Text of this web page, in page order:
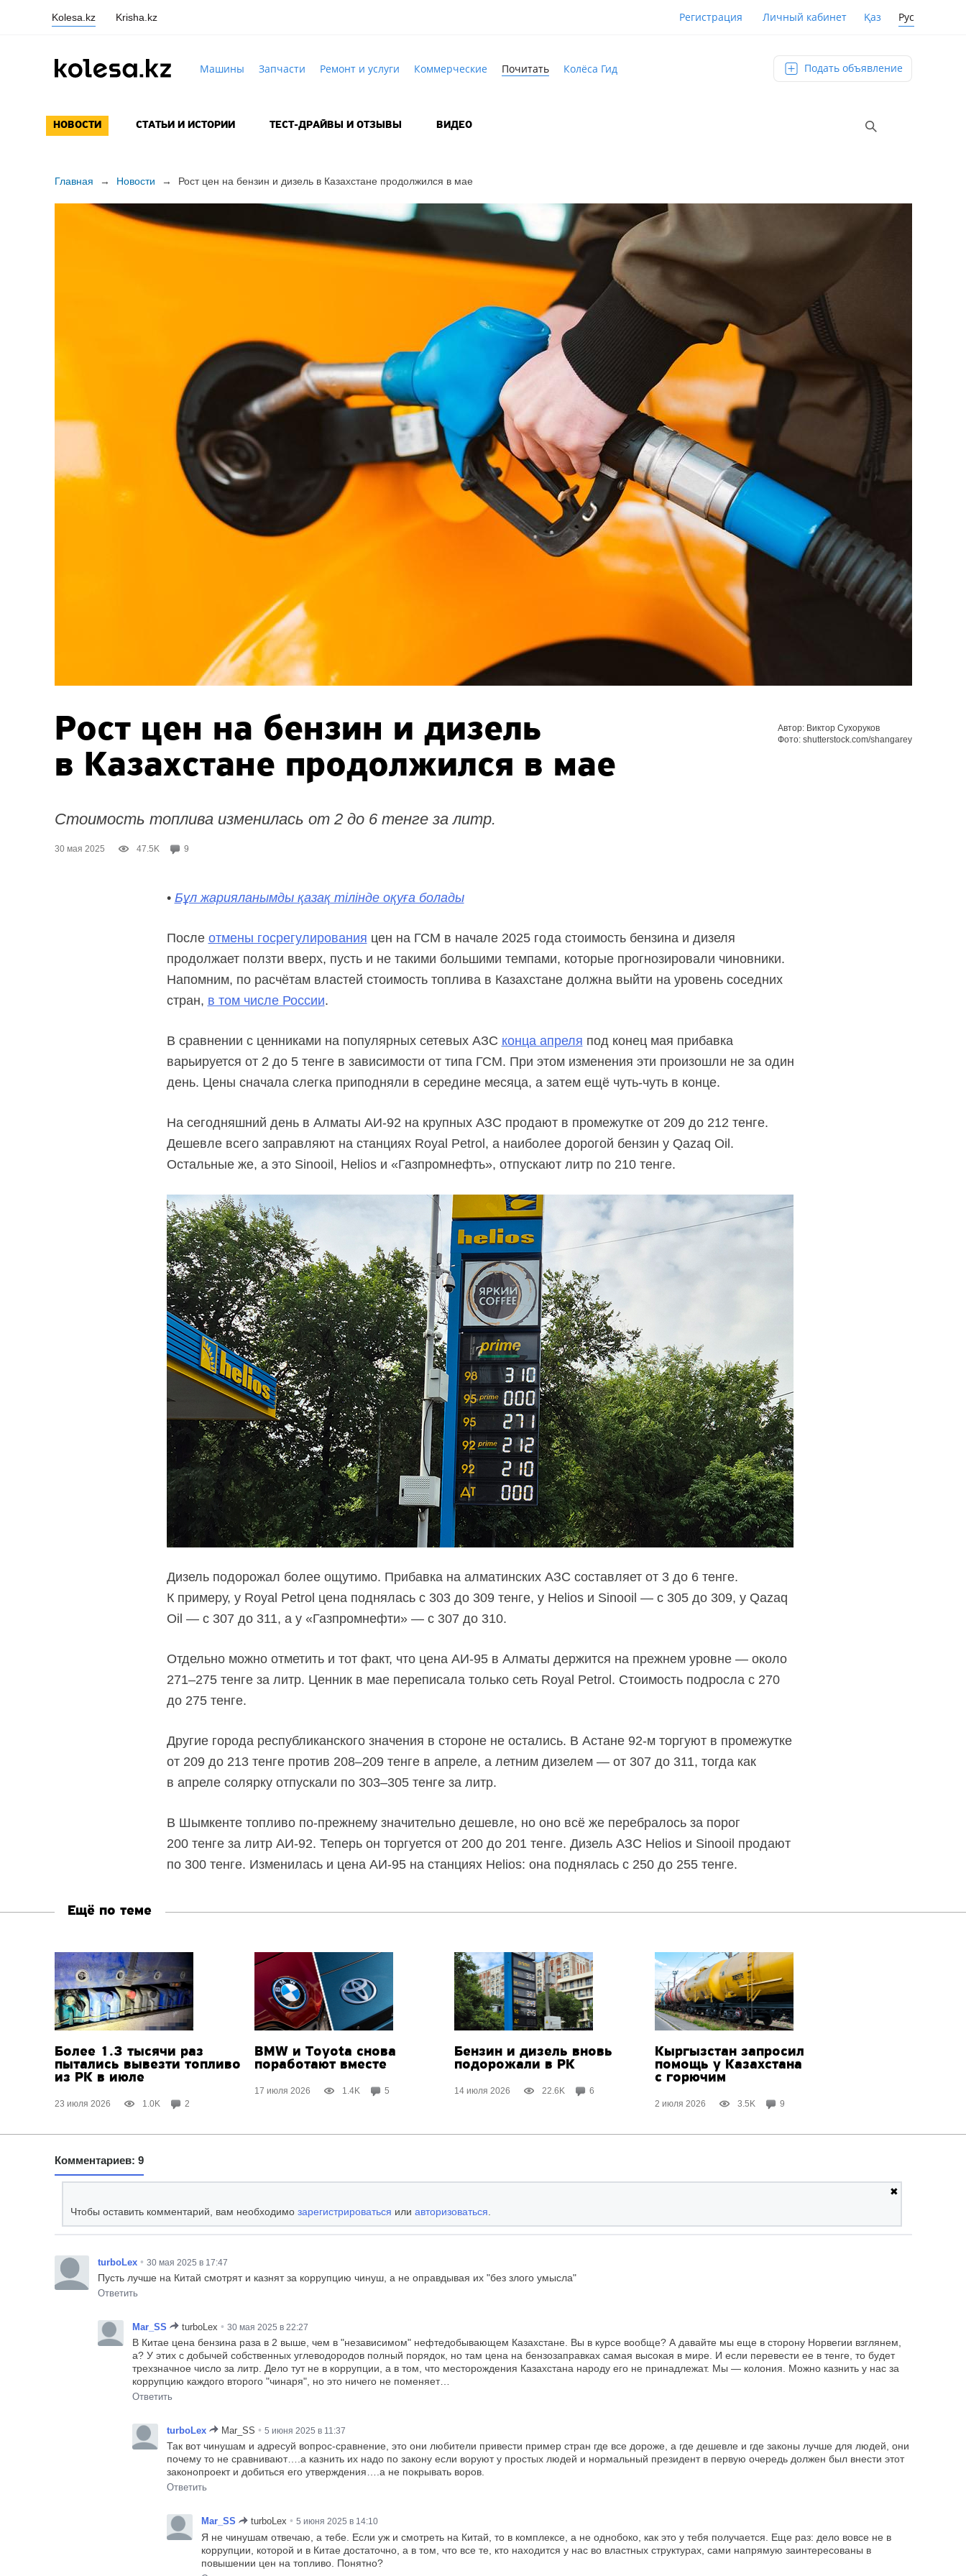
Kolesa.kz Krisha.kz Регистрация Личный кабинет Қаз Рус
Машины Запчасти Ремонт и услуги Коммерческие Почитать Колёса Гид Подать объявление
НОВОСТИ СТАТЬИ И ИСТОРИИ ТЕСТ-ДРАЙВЫ И ОТЗЫВЫ ВИДЕО
Главная → Новости → Рост цен на бензин и дизель в Казахстане продолжился в мае
Рост цен на бензин и дизель
в Казахстане продолжился в мае
Стоимость топлива изменилась от 2 до 6 тенге за литр.
30 мая 2025 47.5K 9
Автор: Виктор Сухоруков
Фото: shutterstock.com/shangarey
• Бұл жарияланымды қазақ тілінде оқуға болады
После отмены госрегулирования цен на ГСМ в начале 2025 года стоимость бензина и дизеля
продолжает ползти вверх, пусть и не такими большими темпами, которые прогнозировали чиновники.
Напомним, по расчётам властей стоимость топлива в Казахстане должна выйти на уровень соседних
стран, в том числе России.
В сравнении с ценниками на популярных сетевых АЗС конца апреля под конец мая прибавка
варьируется от 2 до 5 тенге в зависимости от типа ГСМ. При этом изменения эти произошли не за один
день. Цены сначала слегка приподняли в середине месяца, а затем ещё чуть-чутьв конце.
На сегодняшний день в Алматы АИ-92 на крупных АЗС продают в промежутке от 209 до 212 тенге.
Дешевле всего заправляют на станциях Royal Petrol, а наиболее дорогой бензин у Qazaq Oil.
Остальные же, а это Sinooil, Helios и «Газпромнефть», отпускают литр по 210 тенге.
Дизель подорожал более ощутимо. Прибавка на алматинских АЗС составляет от 3 до 6 тенге.
К примеру, у Royal Petrol цена поднялась с 303 до 309 тенге, у Helios и Sinooil — с 305 до 309, у Qazaq
Oil — с 307 до 311, а у «Газпромнефти» — c 307 до 310.
Отдельно можно отметить и тот факт, что цена АИ-95в Алматы держится на прежнем уровне — около
271–275 тенге за литр. Ценник в мае переписала только сеть Royal Petrol. Стоимость подросла с 270
до 275 тенге.
Другие города республиканского значения в стороне не остались. В Астане 92-мторгуют в промежутке
от 209 до 213 тенге против 208–209 тенге в апреле, а летним дизелем — от 307 до 311, тогда как
в апреле солярку отпускали по 303–305 тенгеза литр.
В Шымкенте топливо по-прежнемузначительно дешевле, но оно всё же перебралось за порог
200 тенге за литр АИ-92. Теперь он торгуется от 200 до 201 тенге. Дизель АЗС Helios и Sinooil продают
по 300 тенге. Изменилась и цена АИ-95на станциях Helios: она поднялась с 250 до 255 тенге.
Ещё по теме
Более 1.3 тысячи раз
пытались вывезти топливо
из РК в июле
23 июля 2026 1.0K 2
BMW и Toyota снова
поработают вместе
17 июля 2026 1.4K 5
Бензин и дизель вновь
подорожали в РК
14 июля 2026 22.6K 6
Кыргызстан запросил
помощь у Казахстана
с горючим
2 июля 2026 3.5K 9
Комментариев: 9
✖
Чтобы оставить комментарий, вам необходимо зарегистрироваться или авторизоваться.
turboLex • 30 мая 2025 в 17:47
Пусть лучше на Китай смотрят и казнят за коррупцию чинуш, а не оправдывая их "без злого умысла"
Ответить
Mar_SS turboLex • 30 мая 2025 в 22:27
В Китае цена бензина раза в 2 выше, чем в "независимом" нефтедобывающем Казахстане. Вы в курсе вообще? А давайте мы еще в сторону Норвегии взглянем,
а? У этих с добычей собственных углеводородов полный порядок, но там цена на бензозаправках самая высокая в мире. И если перевести ее в тенге, то будет
трехзначное число за литр. Дело тут не в коррупции, а в том, что месторождения Казахстана народу его не принадлежат. Мы — колония. Можно казнить у нас за
коррупцию каждого второго "чинаря", но это ничего не поменяет…
Ответить
turboLex Mar_SS • 5 июня 2025 в 11:37
Так вот чинушам и адресуй вопрос-сравнение, это они любители привести пример стран где все дороже, а где дешевле и где законы лучше для людей, они
почему то не сравнивают….а казнить их надо по закону если воруют у простых людей и нормальный президент в первую очередь должен был внести этот
законопроект и добиться его утверждения….а не покрывать воров.
Ответить
Mar_SS turboLex • 5 июня 2025 в 14:10
Я не чинушам отвечаю, а тебе. Если уж и смотреть на Китай, то в комплексе, а не однобоко, как это у тебя получается. Еще раз: дело вовсе не в
коррупции, которой и в Китае достаточно, а в том, что все те, кто находится у нас во властных структурах, сами напрямую заинтересованы в
повышении цен на топливо. Понятно?